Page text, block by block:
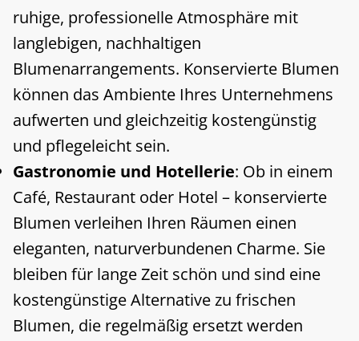
ruhige, professionelle Atmosphäre mit
langlebigen, nachhaltigen
Blumenarrangements. Konservierte Blumen
können das Ambiente Ihres Unternehmens
aufwerten und gleichzeitig kostengünstig
und pflegeleicht sein.
Gastronomie und Hotellerie: Ob in einem
Café, Restaurant oder Hotel – konservierte
Blumen verleihen Ihren Räumen einen
eleganten, naturverbundenen Charme. Sie
bleiben für lange Zeit schön und sind eine
kostengünstige Alternative zu frischen
Blumen, die regelmäßig ersetzt werden